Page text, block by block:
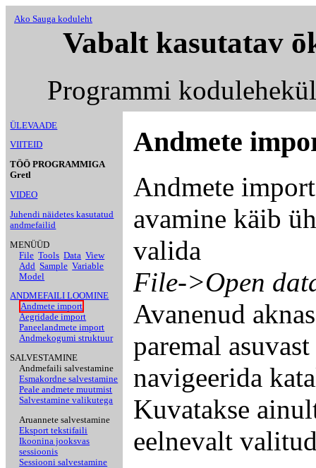
Ako Sauga koduleht
Vabalt kasutatav
Programmi
ÜLEVAADE
VIITEID
TÖÖ PROGRAMMIGA
Gretl
VIDEO
Juhendi näidetes kasutatud
andmefailid
MENÜÜD
File Tools Data View
Add Sample Variable
Model
ANDMEFAILI LOOMINE
Andmete import
Aegridade import
Paneelandmete import
Andmekogumi struktuur
SALVESTAMINE
Andmefaili salvestamine
Esmakordne salvestamine
Peale andmete muutmist
Salvestamine valikutega
Aruannete salvestamine
Eksport tekstifaili
Ikoonina jooksvas
sessioonis
Sessiooni salvestamine
Andmete
Andmete
avamine käib
valida
File->Open
Avanenud
paremal
navigeerida
Kuvatakse
eelnevalt